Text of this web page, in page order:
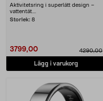
Aktivitetsring i superlätt design –
vattentät....
Storlek: 8
3799,00 4290,00
Lägg i varukorg